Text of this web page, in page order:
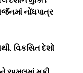
નોંધપાત્ર
, વિકસિત દેશો